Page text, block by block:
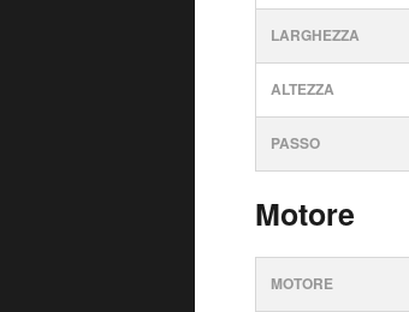
LARGHEZZA
ALTEZZA
PASSO
Motore
MOTORE